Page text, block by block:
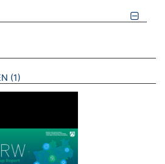
ODER ZULETZT ANGESEHENE
1 BROSCHÜREN